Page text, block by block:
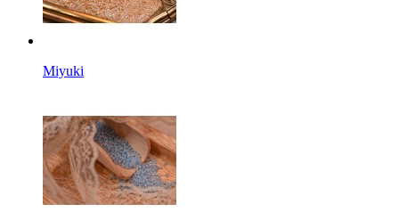
Miyuki